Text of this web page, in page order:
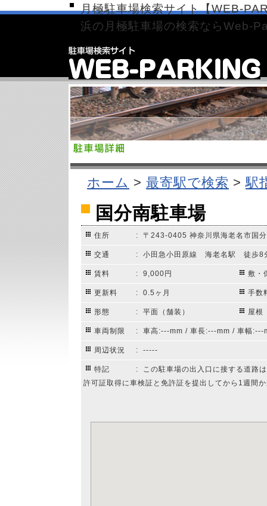
月極駐車場検索サイト【WEB-
浜の月極駐車場の検索ならWeb-
ホーム > 最寄駅で検索 >駅
国分南駐車場
住所 : 〒243-0405 神奈川県海老名市国
交通 : 小田急小田原線 海老名駅 徒歩8
賃料 : 9,000円 敷・
更新料 : 0.5ヶ月 手数
形態 : 平面（舗装） 屋根
車両制限 : 車高:---mm / 車長:---mm / 車幅:---
周辺状況 : -----
特記
: この駐車場の出入口に接する道路
許可証取得に車検証と免許証を提出してから1週間